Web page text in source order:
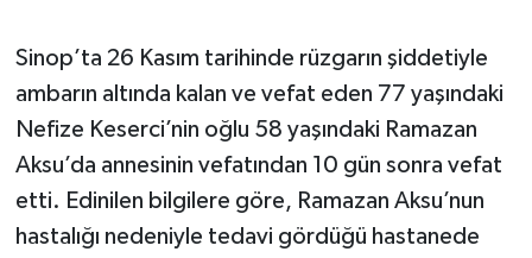
Sinop’ta 26 Kasım tarihinde rüzgarın şiddetiyle
ambarın altında kalan ve vefat eden 77 yaşındaki
Nefize Keserci’nin oğlu 58 yaşındaki Ramazan
Aksu’da annesinin vefatından 10 gün sonra vefat
etti. Edinilen bilgilere göre, Ramazan Aksu’nun
hastalığı nedeniyle tedavi gördüğü hastanede